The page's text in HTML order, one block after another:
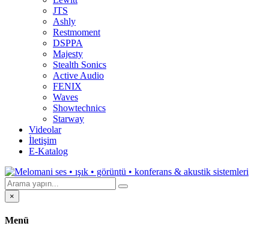
JTS
Ashly
Restmoment
DSPPA
Majesty
Stealth Sonics
Active Audio
FENIX
Waves
Showtechnics
Starway
Videolar
İletişim
E-Katalog
×
Menü